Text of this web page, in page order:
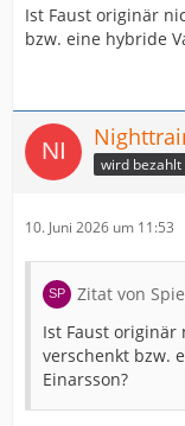
Ist Faust originär
bzw. eine hybride
wird bezahlt
10. Juni 2026 um 11:53
Zitat von
Ist Faust originär
verschenkt bzw.
Einarsson?